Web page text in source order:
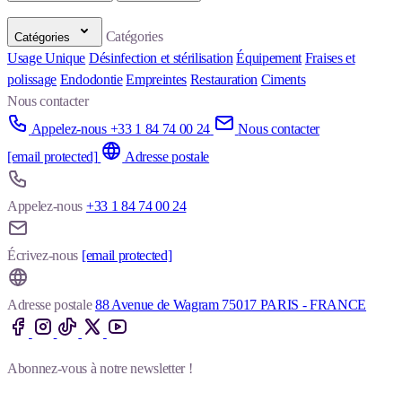
Catégories
Catégories
Usage Unique Désinfection et stérilisation Équipement Fraises et
polissage Endodontie Empreintes Restauration Ciments
Nous contacter
Appelez-nous +33 1 84 74 00 24
Nous contacter
[email protected]
Adresse postale
Appelez-nous +33 1 84 74 00 24
Écrivez-nous [email protected]
Adresse postale 88 Avenue de Wagram 75017 PARIS - FRANCE
Abonnez-vous à notre newsletter !